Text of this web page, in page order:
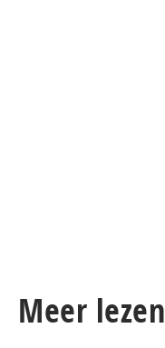
Meer lezen